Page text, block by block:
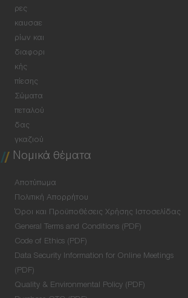
ρες
καυσαε
ρίων και
διαφορι
κής
πίεσης
Σώματα
πεταλού
δας
γκαζιού
Νομικά θέματα
Αποτύπωμα
Πολιτική Απορρήτου
Όροι και Προϋποθέσεις Χρήσης Ιστοσελίδας
General Terms and Conditions (PDF)
Code of Ethics (PDF)
Data Security Information for Online Meetings
(PDF)
Quality & Environmental Policy (PDF)